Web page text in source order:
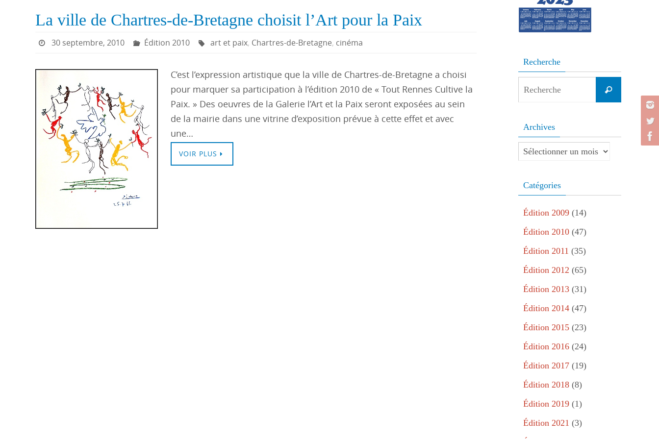
La ville de Chartres-de-Bretagne choisit l’Art pour la Paix
30 septembre, 2010 Édition 2010 art et paix, Chartres-de-Bretagne, cinéma
C’est l’expression artistique que la ville de Chartres-de-Bretagne a choisi
pour marquer sa participation à l’édition 2010 de « Tout Rennes Cultive la
Paix. » Des oeuvres de la Galerie l’Art et la Paix seront exposées au sein
de la mairie dans une vitrine d’exposition prévue à cette effet et avec
une…
VOIR PLUS
Recherche
Recherche
Archives
Archives
Catégories
Édition 2009 (14)
Édition 2010 (47)
Édition 2011 (35)
Édition 2012 (65)
Édition 2013 (31)
Édition 2014 (47)
Édition 2015 (23)
Édition 2016 (24)
Édition 2017 (19)
Édition 2018 (8)
Édition 2019 (1)
Édition 2021 (3)